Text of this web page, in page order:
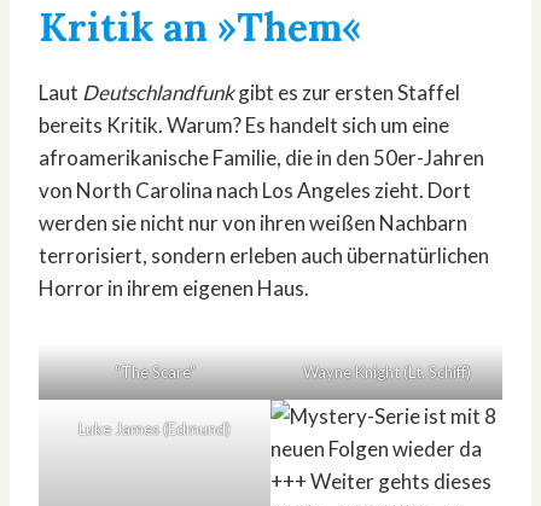
Kritik an »Them«
Laut Deutschlandfunkgibt es zur ersten Staffel
bereits Kritik. Warum? Es handelt sich um eine
afroamerikanische Familie, die in den 50er-Jahren
von North Carolina nach Los Angeles zieht. Dort
werden sie nicht nur von ihren weißen Nachbarn
terrorisiert, sondern erleben auch übernatürlichen
Horror in ihrem eigenen Haus.
“The Scare” Wayne Knight (Lt. Schiff)
Luke James (Edmund)